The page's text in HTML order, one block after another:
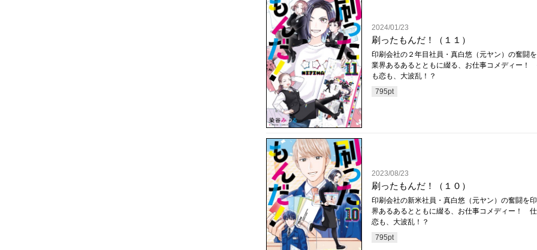
2024/01/23
刷ったもんだ！（１１）
印刷会社の２年目社員・真白悠（元ヤン）の奮闘
業界あるあるとともに綴る、お仕事コメディー！
も恋も、大波乱！？
795pt
2023/08/23
刷ったもんだ！（１０）
印刷会社の新米社員・真白悠（元ヤン）の奮闘を
界あるあるとともに綴る、お仕事コメディー！ 仕
恋も、大波乱！？
795pt